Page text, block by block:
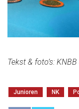
Tekst & foto’s:
Junioren NK